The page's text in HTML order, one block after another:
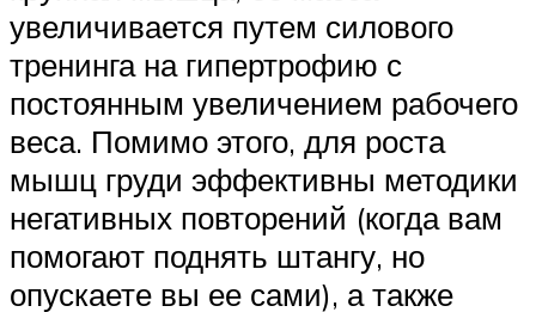
увеличивается путем силового
тренинга на гипертрофию с
постоянным увеличением рабочего
веса. Помимо этого, для роста
мышц груди эффективны методики
негативных повторений (когда вам
помогают поднять штангу, но
опускаете вы ее сами), а также